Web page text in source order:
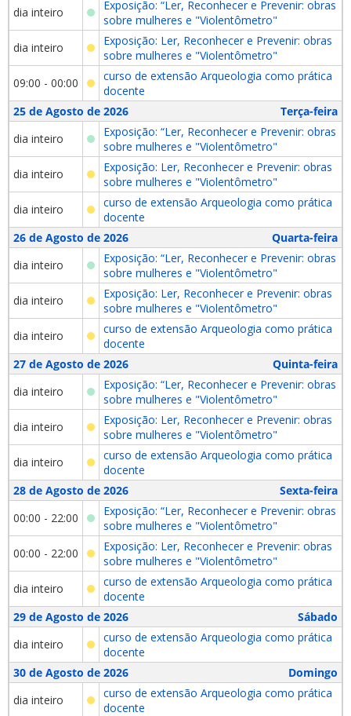
dia inteiro
Exposição: “Ler, Reconhecer e Prevenir: obras
sobre mulheres e "Violentômetro"
dia inteiro
Exposição: Ler, Reconhecer e Prevenir: obras
sobre mulheres e "Violentômetro"
09:00 - 00:00
curso de extensão Arqueologia como prática
docente
25 de Agosto de 2026
Terça-feira
dia inteiro
Exposição: “Ler, Reconhecer e Prevenir: obras
sobre mulheres e "Violentômetro"
dia inteiro
Exposição: Ler, Reconhecer e Prevenir: obras
sobre mulheres e "Violentômetro"
dia inteiro
curso de extensão Arqueologia como prática
docente
26 de Agosto de 2026
Quarta-feira
dia inteiro
Exposição: “Ler, Reconhecer e Prevenir: obras
sobre mulheres e "Violentômetro"
dia inteiro
Exposição: Ler, Reconhecer e Prevenir: obras
sobre mulheres e "Violentômetro"
dia inteiro
curso de extensão Arqueologia como prática
docente
27 de Agosto de 2026
Quinta-feira
dia inteiro
Exposição: “Ler, Reconhecer e Prevenir: obras
sobre mulheres e "Violentômetro"
dia inteiro
Exposição: Ler, Reconhecer e Prevenir: obras
sobre mulheres e "Violentômetro"
dia inteiro
curso de extensão Arqueologia como prática
docente
28 de Agosto de 2026
Sexta-feira
00:00 - 22:00
Exposição: “Ler, Reconhecer e Prevenir: obras
sobre mulheres e "Violentômetro"
00:00 - 22:00
Exposição: Ler, Reconhecer e Prevenir: obras
sobre mulheres e "Violentômetro"
dia inteiro
curso de extensão Arqueologia como prática
docente
29 de Agosto de 2026
Sábado
dia inteiro
curso de extensão Arqueologia como prática
docente
30 de Agosto de 2026
Domingo
dia inteiro
curso de extensão Arqueologia como prática
docente